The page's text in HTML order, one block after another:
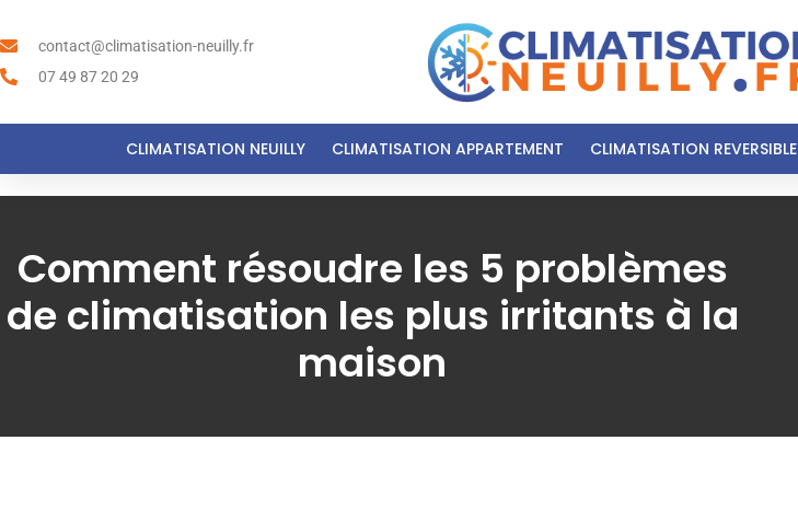
contact@climatisation-neuilly.fr
07 49 87 20 29
CLIMATISATION NEUILLY CLIMATISATION APPARTEMENT CLIMATISATION REVERSIBLE
Comment résoudre les 5 problèmes
de climatisation les plus irritants à la
maison